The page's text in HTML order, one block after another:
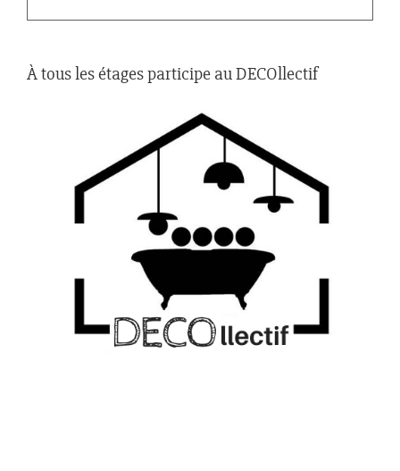
À tous les étages participe au DECOllectif